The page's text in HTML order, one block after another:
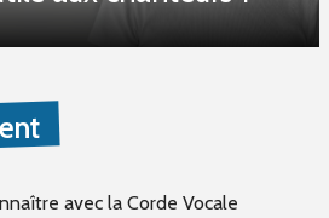
avec la Corde Vocale